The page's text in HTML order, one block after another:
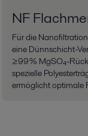
NF
Für die
eine Dünnschicht-
≥99 % MgSO₄-
spezielle
ermöglicht optimale